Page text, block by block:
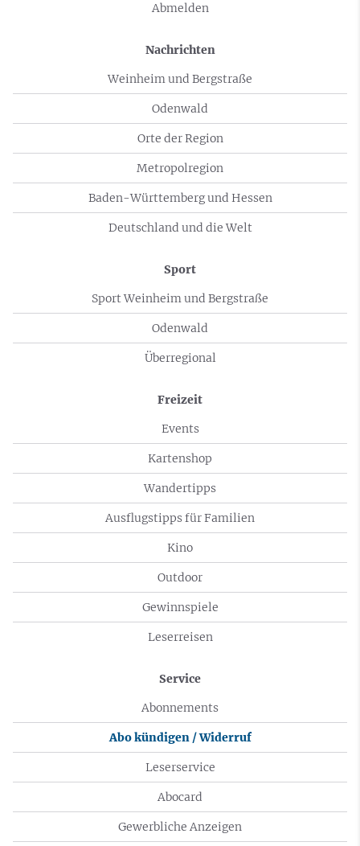
Abmelden
Nachrichten
Weinheim und Bergstraße
Odenwald
Orte der Region
Metropolregion
Baden-Württemberg und Hessen
Deutschland und die Welt
Sport
Sport Weinheim und Bergstraße
Odenwald
Überregional
Freizeit
Events
Kartenshop
Wandertipps
Ausflugstipps für Familien
Kino
Outdoor
Gewinnspiele
Leserreisen
Service
Abonnements
Abo kündigen / Widerruf
Leserservice
Abocard
Gewerbliche Anzeigen